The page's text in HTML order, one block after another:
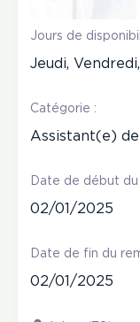
Jours de
Jeudi,
Catégorie :
Assistant(e)
Date de début
02/01/2025
Date de fin du
02/01/2025